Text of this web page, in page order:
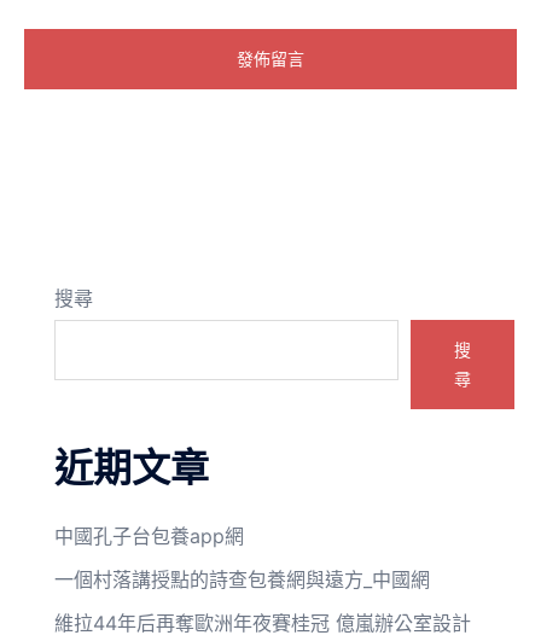
搜尋
搜
尋
近期文章
中國孔子台包養app網
一個村落講授點的詩查包養網與遠方_中國網
維拉44年后再奪歐洲年夜賽桂冠 億嵐辦公室設計